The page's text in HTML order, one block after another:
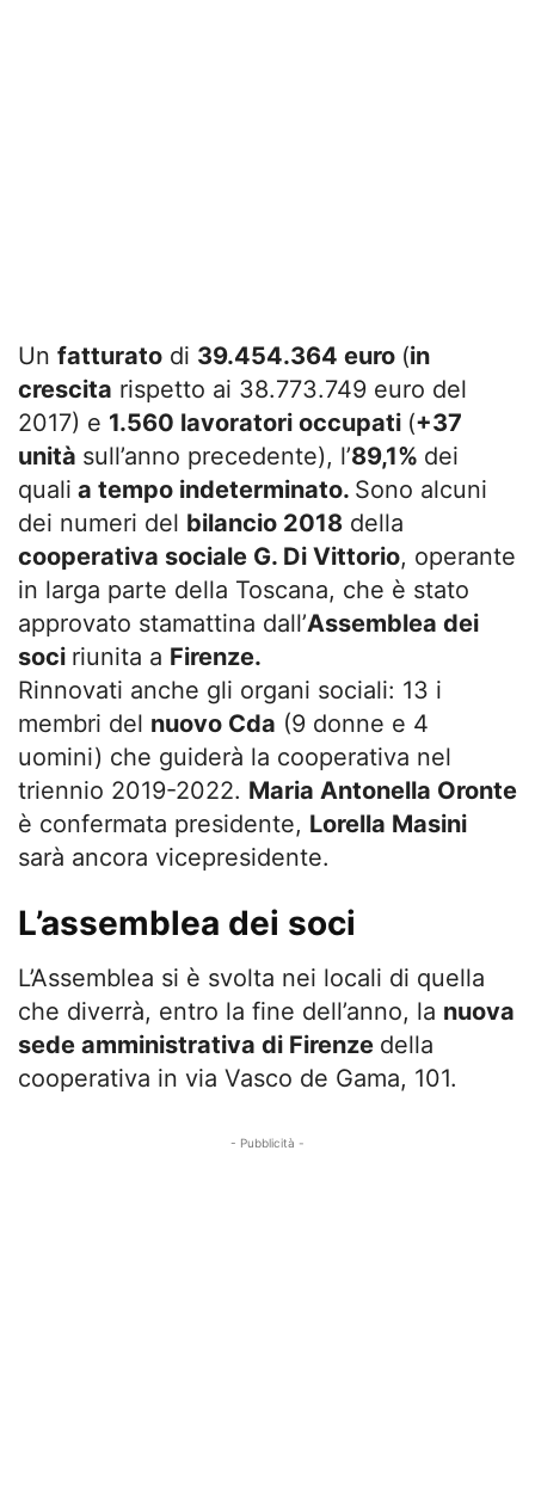
Un fatturato di 39.454.364 euro (in
crescita rispetto ai 38.773.749 euro del
2017) e 1.560 lavoratori occupati (+37
unità sull’anno precedente), l’89,1% dei
quali a tempo indeterminato. Sono alcuni
dei numeri del bilancio 2018 della
cooperativa sociale G. Di Vittorio, operante
in larga parte della Toscana, che è stato
approvato stamattina dall’Assemblea dei
soci riunita a Firenze.
Rinnovati anche gli organi sociali: 13 i
membri del nuovo Cda (9 donne e 4
uomini) che guiderà la cooperativa nel
triennio 2019-2022. Maria Antonella Oronte
è confermata presidente, Lorella Masini
sarà ancora vicepresidente.
L’assemblea dei soci
L’Assemblea si è svolta nei locali di quella
che diverrà, entro la fine dell’anno, la nuova
sede amministrativa di Firenze della
cooperativa in via Vasco de Gama, 101.
- Pubblicità -